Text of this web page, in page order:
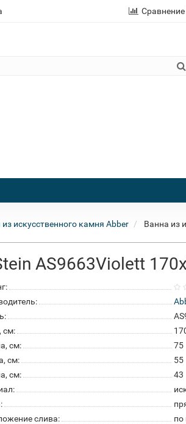
Сравнение
искусственного камня Abber
Ванна из
AS9663Violett
см:
см:
75
см:
55
см:
43
слива:
по